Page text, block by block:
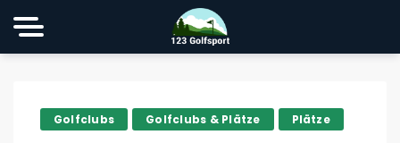
Golfclubs Golfclubs & Plätze Plätze